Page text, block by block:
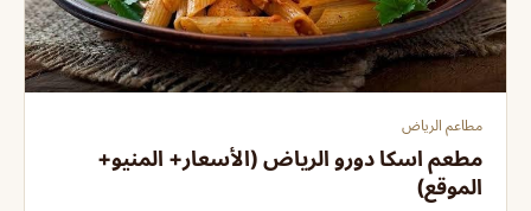
مطاعم الرياض
مطعم اسكا دورو الرياض (الأسعار+ المنيو+
الموقع)